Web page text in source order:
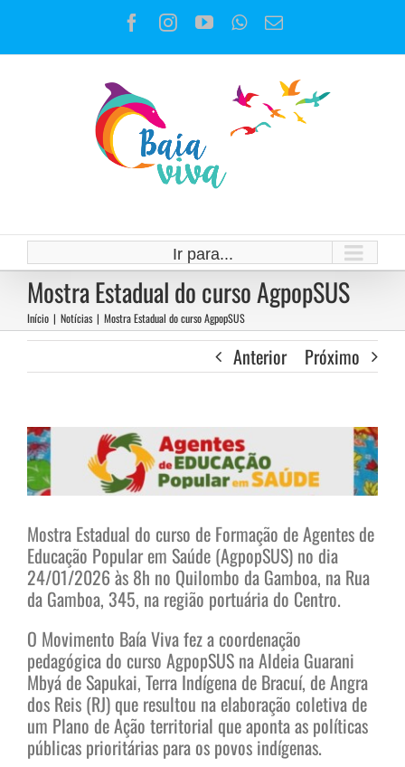
o
Facebook
Instagram
YouTubeWhatsApp
E-
Ir para...
Mostra Estadual do curso AgpopSUS
Início | Notícias | Mostra Estadual do curso AgpopSUS
Anterior Próximo
View
Larger
Image
Mostra Estadual do curso de Formação de Agentes de
Educação Popular em Saúde (AgpopSUS) no dia
24/01/2026 às 8h no Quilombo da Gamboa, na Rua
da Gamboa, 345, na região portuária do Centro.
O Movimento Baía Viva fez a coordenação
pedagógica do curso AgpopSUS na Aldeia Guarani
Mbyá de Sapukai, Terra Indígena de Bracuí, de Angra
dos Reis (RJ) que resultou na elaboração coletiva de
um Plano de Ação territorial que aponta as políticas
públicas prioritárias para os povos indígenas.